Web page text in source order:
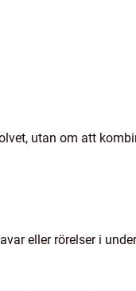
utan om att
eller rörelser i